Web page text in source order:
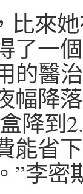
比來
了一
的醫
幅降
降到
能省
”李密